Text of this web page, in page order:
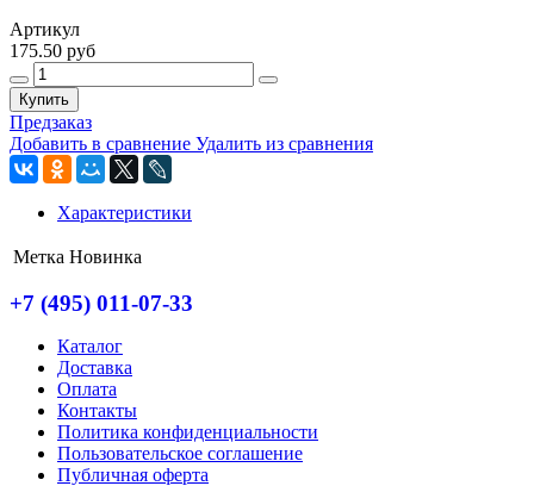
Артикул
175.50 руб
Купить
Предзаказ
Добавить в сравнение Удалить из сравнения
Характеристики
Метка Новинка
+7 (495) 011-07-33
Каталог
Доставка
Оплата
Контакты
Политика конфиденциальности
Пользовательское соглашение
Публичная оферта